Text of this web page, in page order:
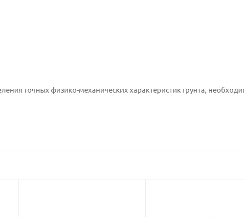
точных физико-механических характеристик грунта,